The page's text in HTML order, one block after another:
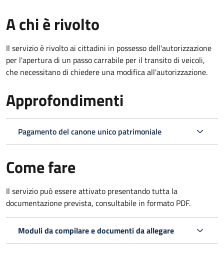
A chi è rivolto
Il servizio è rivolto ai cittadini in possesso dell'autorizzazione
per l'apertura di un passo carrabile per il transito di veicoli,
che necessitano di chiedere una modifica all'autorizzazione.
Approfondimenti
Pagamento del canone unico patrimoniale
Come fare
Il servizio può essere attivato presentando tutta la
documentazione prevista, consultabile in formato PDF.
Moduli da compilare e documenti da allegare